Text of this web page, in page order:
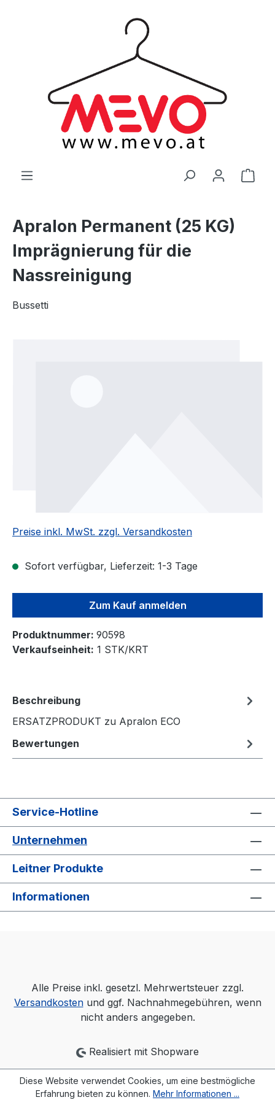
Apralon Permanent (25 KG)
Imprägnierung für die
Nassreinigung
Bussetti
Preise inkl. MwSt. zzgl. Versandkosten
Sofort verfügbar, Lieferzeit: 1-3 Tage
Zum Kauf anmelden
Produktnummer: 90598
Verkaufseinheit: 1 STK/KRT
Beschreibung
ERSATZPRODUKT zu Apralon ECO
Bewertungen
Service-Hotline
Unternehmen
Leitner Produkte
Informationen
Alle Preise inkl. gesetzl. Mehrwertsteuer zzgl.
Versandkostenund ggf. Nachnahmegebühren, wenn
nicht anders angegeben.
Realisiert mit Shopware
Diese Website verwendet Cookies, um eine bestmögliche
Erfahrung bieten zu können. Mehr Informationen ...